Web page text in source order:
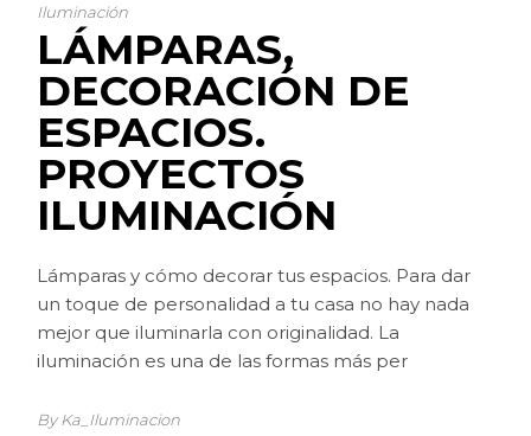
Iluminación
LÁMPARAS,
DECORACIÓN DE
ESPACIOS.
PROYECTOS
ILUMINACIÓN
Lámparas y cómo decorar tus espacios. Para dar
un toque de personalidad a tu casa no hay nada
mejor que iluminarla con originalidad. La
iluminación es una de las formas más per
By Ka_Iluminacion